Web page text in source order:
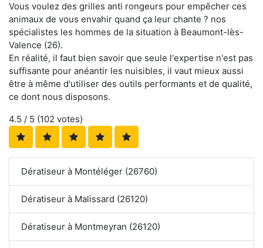
Vous voulez des grilles anti rongeurs pour empêcher ces
animaux de vous envahir quand ça leur chante ? nos
spécialistes les hommes de la situation à Beaumont-lès-
Valence (26).
En réalité, il faut bien savoir que seule l'expertise n'est pas
suffisante pour anéantir les nuisibles, il vaut mieux aussi
être à même d'utiliser des outils performants et de qualité,
ce dont nous disposons.
4.5 / 5 (102 votes)
Dératiseur à Montéléger (26760)
Dératiseur à Malissard (26120)
Dératiseur à Montmeyran (26120)